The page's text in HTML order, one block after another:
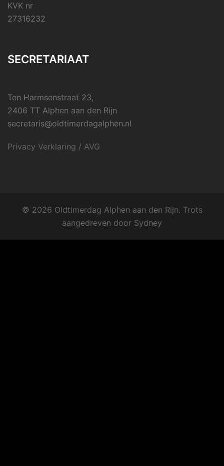
KVK nr
27316232
SECRETARIAAT
Ten Harmsenstraat 23,
2406 TT Alphen aan den Rijn
secretaris@oldtimerdagalphen.nl
Privacy Verklaring / AVG
© 2026 Oldtimerdag Alphen aan den Rijn. Trots
aangedreven door Sydney